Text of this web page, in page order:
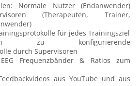
Normale Nutzer (Endanwender)
(Therapeuten, Trainer,
für jedes Trainingsziel
zu konfigurierende
durch Supervisoren
Frequenzbänder & Ratios zum
aus YouTube und aus